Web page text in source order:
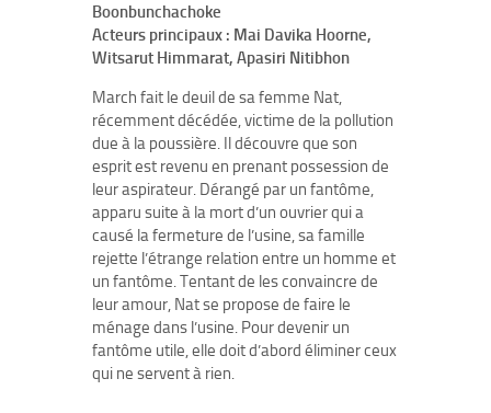
Boonbunchachoke
Acteurs principaux : Mai Davika Hoorne,
Witsarut Himmarat, Apasiri Nitibhon
March fait le deuil de sa femme Nat,
récemment décédée, victime de la pollution
due à la poussière. Il découvre que son
esprit est revenu en prenant possession de
leur aspirateur. Dérangé par un fantôme,
apparu suite à la mort d’un ouvrier qui a
causé la fermeture de l’usine, sa famille
rejette l’étrange relation entre un homme et
un fantôme. Tentant de les convaincre de
leur amour, Nat se propose de faire le
ménage dans l’usine. Pour devenir un
fantôme utile, elle doit d’abord éliminer ceux
qui ne servent à rien.